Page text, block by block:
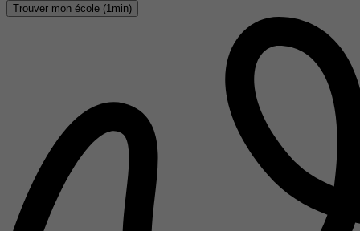
Trouver mon école (1min)